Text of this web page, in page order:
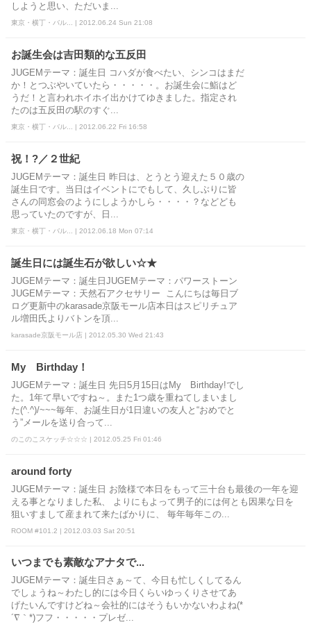
しようと思い、ただいま...
東京・横丁・バル... | 2012.06.24 Sun 21:08
お誕生会は吉田類的な五反田
JUGEMテーマ：誕生日 コハダが食べたい、シンコはまだ
か！とつぶやいていたら・・・・・。お誕生会に鮨はど
うだ！と言われホイホイ出かけてゆきました。指定され
たのは五反田の駅のすぐ...
東京・横丁・バル... | 2012.06.22 Fri 16:58
祝！?／２世紀
JUGEMテーマ：誕生日 昨日は、とうとう迎えた５０歳の
誕生日です。当日はイベントにでもして、久しぶりに皆
さんの同窓会のようにしようかしら・・・・？などども
思っていたのですが、日...
東京・横丁・バル... | 2012.06.18 Mon 07:14
誕生日には誕生石が欲しい☆★
JUGEMテーマ：誕生日JUGEMテーマ：パワーストーン
JUGEMテーマ：天然石アクセサリー こんにちは毎日ブ
ログ更新中のkarasade京阪モール店本日はスピリチュア
ル増田氏よりバトンを頂...
karasade京阪モール店 | 2012.05.30 Wed 21:43
My Birthday！
JUGEMテーマ：誕生日 先日5月15日はMy Birthday!でし
た。1年て早いですね～。また1つ歳を重ねてしまいまし
た(^.^)/~~~毎年、お誕生日が1日違いの友人と“おめでと
う”メールを送り合って...
のこのこスケッチ☆☆☆ | 2012.05.25 Fri 01:46
around forty
JUGEMテーマ：誕生日 お陰様で本日をもって三十台も最後の一年を迎
える事となりました私、 よりにもよって男子的には何とも因果な日を
狙いすまして産まれて来たばかりに、 毎年毎年この...
ROOM #101.2 | 2012.03.03 Sat 20:51
いつまでも素敵なアナタで...
JUGEMテーマ：誕生日さぁ～て、今日も忙しくしてるん
でしょうね～わたし的には今日くらいゆっくりさせてあ
げたいんですけどね～会社的にはそうもいかないわよね(*
´∇｀*)フフ・・・・・プレゼ...